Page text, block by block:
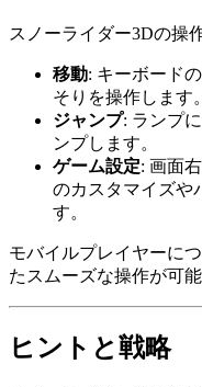
スノーライダー3Dの操
移動: キーボード
そりを操作します。
ジャンプ: ランプ
ンプします。
ゲーム設定: 画面
のカスタマイズや
す。
モバイルプレイヤーに
たスムーズな操作が可能
ヒントと戦略